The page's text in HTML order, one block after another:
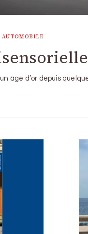
AUTOMOBILE
âge d’or depuis